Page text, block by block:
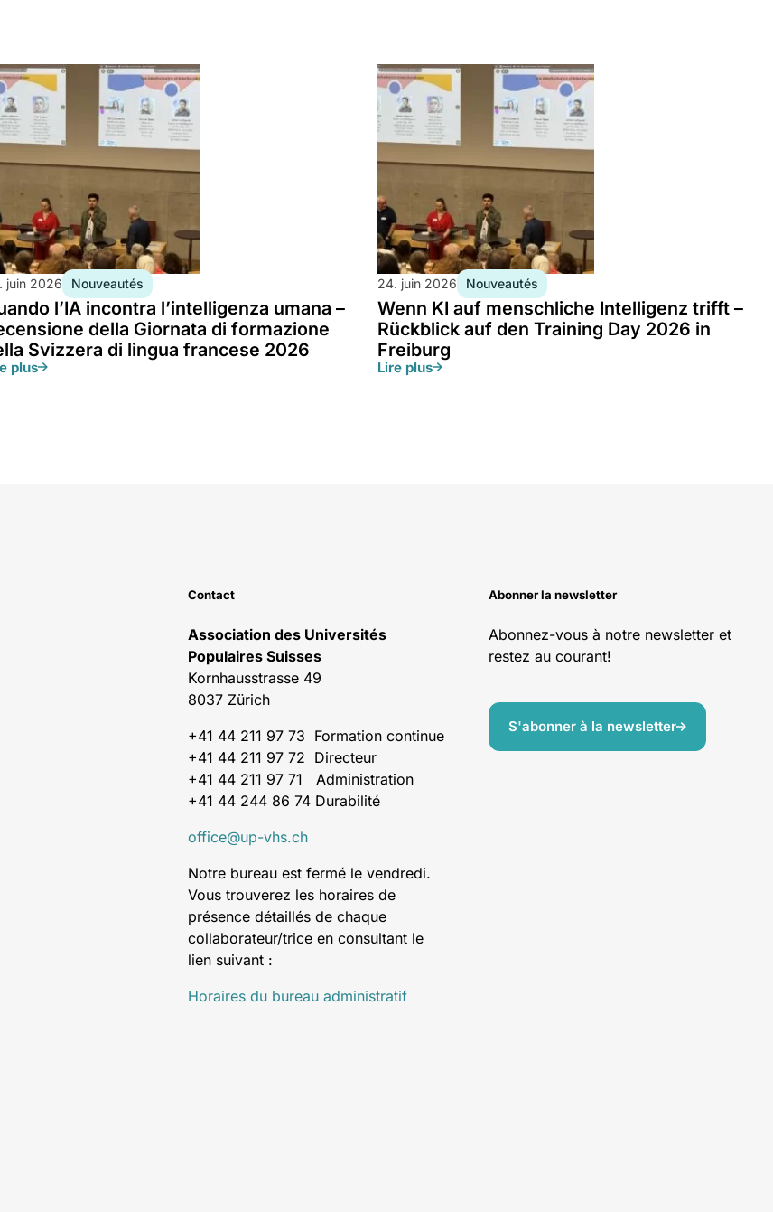
juin 2026 Nouveautés
l’IA incontra l’intelligenza umana –
della Giornata di formazione
Svizzera di lingua francese 2026
plus
24. juin 2026 Nouveautés
Wenn KI auf menschliche Intelligenz trifft –
Rückblick auf den Training Day 2026 in
Freiburg
Lire plus
Contact
Association des Universités
Populaires Suisses
Kornhausstrasse 49
8037 Zürich
+41 44 211 97 73 Formation continue
+41 44 211 97 72 Directeur
+41 44 211 97 71 Administration
+41 44 244 86 74 Durabilité
office@up-vhs.ch
Notre bureau est fermé le vendredi.
Vous trouverez les horaires de
présence détaillés de chaque
collaborateur/trice en consultant le
lien suivant :
Horaires du bureau administratif
Abonner la newsletter
Abonnez-vous à notre newsletter et
restez au courant!
S'abonner à la newsletter